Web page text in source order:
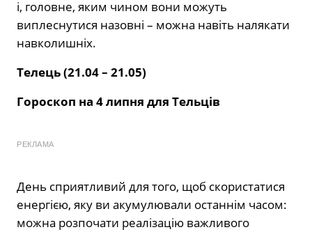
і, головне, яким чином вони можуть
виплеснутися назовні – можна навіть налякати
навколишніх.
Телець (21.04 – 21.05)
Гороскоп на 4 липня для Тельців
РЕКЛАМА
День сприятливий для того, щоб скористатися
енергією, яку ви акумулювали останнім часом:
можна розпочати реалізацію важливого